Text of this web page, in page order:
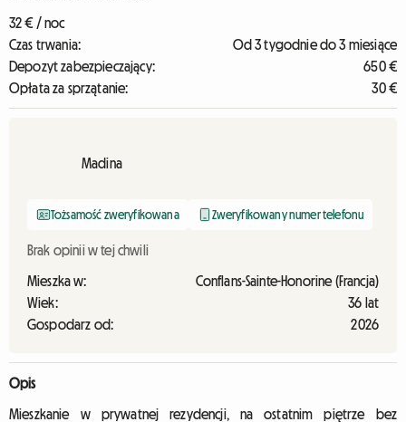
32 € / noc
Czas trwania:
Od 3 tygodnie do 3 miesiące
Depozyt zabezpieczający:
650 €
Opłata za sprzątanie:
30 €
Madina
Tożsamość zweryfikowana Zweryfikowany numer telefonu
Brak opinii w tej chwili
Mieszka w:
Conflans-Sainte-Honorine (Francja)
Wiek:
36 lat
Gospodarz od:
2026
Opis
Mieszkanie w prywatnej rezydencji, na ostatnim piętrze bez